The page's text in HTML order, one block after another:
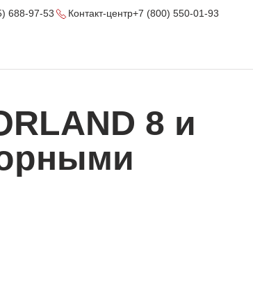
688-97-53 Контакт-центр+7 (800) 550-01-93
8 и